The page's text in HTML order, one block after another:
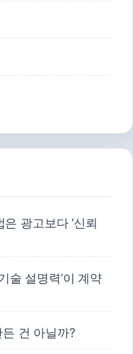
광고보다 ‘신뢰
술 설명력’이 계약
건 아닐까?